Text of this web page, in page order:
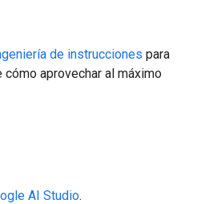
de instrucciones para
aprovechar al máximo
AI Studio.